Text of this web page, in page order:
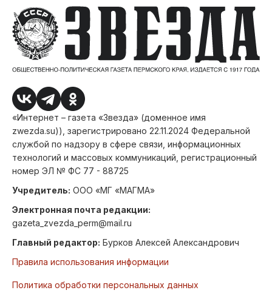
«Интернет – газета «Звезда» (доменное имя
zwezda.su)), зарегистрировано 22.11.2024 Федеральной
службой по надзору в сфере связи, информационных
технологий и массовых коммуникаций, регистрационный
номер ЭЛ № ФС 77 - 88725
Учредитель: ООО «МГ «МАГМА»
Электронная почта редакции:
gazeta_zvezda_perm@mail.ru
Главный редактор: Бурков Алексей Александрович
Правила использования информации
Политика обработки персональных данных